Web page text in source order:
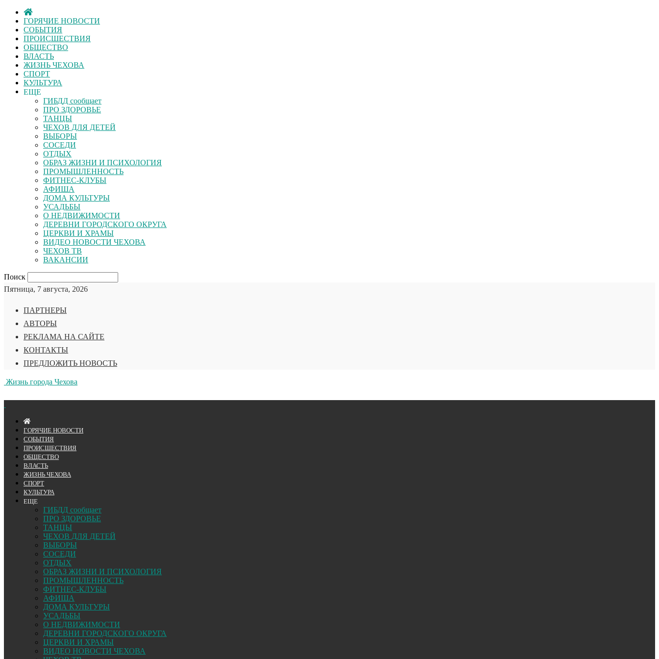
ГОРЯЧИЕ НОВОСТИ
СОБЫТИЯ
ПРОИСШЕСТВИЯ
ОБЩЕСТВО
ВЛАСТЬ
ЖИЗНЬ ЧЕХОВА
СПОРТ
КУЛЬТУРА
ЕЩЕ
ГИБДД сообщает
ПРО ЗДОРОВЬЕ
ТАНЦЫ
ЧЕХОВ ДЛЯ ДЕТЕЙ
ВЫБОРЫ
СОСЕДИ
ОТДЫХ
ОБРАЗ ЖИЗНИ И ПСИХОЛОГИЯ
ПРОМЫШЛЕННОСТЬ
ФИТНЕС-КЛУБЫ
АФИША
ДОМА КУЛЬТУРЫ
УСАДЬБЫ
О НЕДВИЖИМОСТИ
ДЕРЕВНИ ГОРОДСКОГО ОКРУГА
ЦЕРКВИ И ХРАМЫ
ВИДЕО НОВОСТИ ЧЕХОВА
ЧЕХОВ ТВ
ВАКАНСИИ
Поиск
Пятница, 7 августа, 2026
ПАРТНЕРЫ
АВТОРЫ
РЕКЛАМА НА САЙТЕ
КОНТАКТЫ
ПРЕДЛОЖИТЬ НОВОСТЬ
Жизнь города Чехова
ГОРЯЧИЕ НОВОСТИ
СОБЫТИЯ
ПРОИСШЕСТВИЯ
ОБЩЕСТВО
ВЛАСТЬ
ЖИЗНЬ ЧЕХОВА
СПОРТ
КУЛЬТУРА
ЕЩЕ
ГИБДД сообщает
ПРО ЗДОРОВЬЕ
ТАНЦЫ
ЧЕХОВ ДЛЯ ДЕТЕЙ
ВЫБОРЫ
СОСЕДИ
ОТДЫХ
ОБРАЗ ЖИЗНИ И ПСИХОЛОГИЯ
ПРОМЫШЛЕННОСТЬ
ФИТНЕС-КЛУБЫ
АФИША
ДОМА КУЛЬТУРЫ
УСАДЬБЫ
О НЕДВИЖИМОСТИ
ДЕРЕВНИ ГОРОДСКОГО ОКРУГА
ЦЕРКВИ И ХРАМЫ
ВИДЕО НОВОСТИ ЧЕХОВА